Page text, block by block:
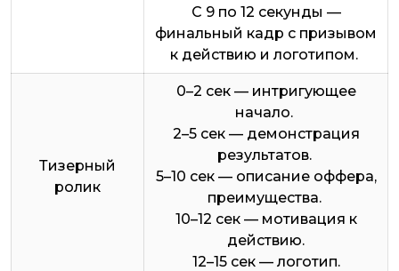
С 9 по 12 секунды —
финальный кадр с призывом
к действию и логотипом.
Тизерный
ролик
0–2 сек — интригующее
начало.
2–5 сек — демонстрация
результатов.
5–10 сек — описание оффера,
преимущества.
10–12 сек — мотивация к
действию.
12–15 сек — логотип.